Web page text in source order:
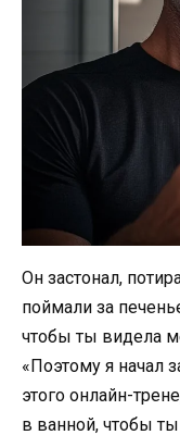
Он застонал,
поймали за
чтобы ты видела
«Поэтому я начал
этого онлайн-
в ванной, чтобы